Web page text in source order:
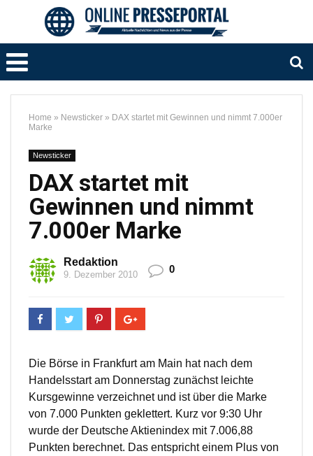
Home » Newsticker » DAX startet mit Gewinnen und nimmt 7.000er
Marke
Newsticker
DAX startet mit
Gewinnen und nimmt
7.000er Marke
Redaktion
9. Dezember 2010 0
Die Börse in Frankfurt am Main hat nach dem
Handelsstart am Donnerstag zunächst leichte
Kursgewinne verzeichnet und ist über die Marke
von 7.000 Punkten geklettert. Kurz vor 9:30 Uhr
wurde der Deutsche Aktienindex mit 7.006,88
Punkten berechnet. Das entspricht einem Plus von